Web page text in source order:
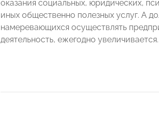
оказания социальных, юридических,
иных общественно полезных услуг. А
намеревающихся осуществлять
деятельность, ежегодно увеличивается.